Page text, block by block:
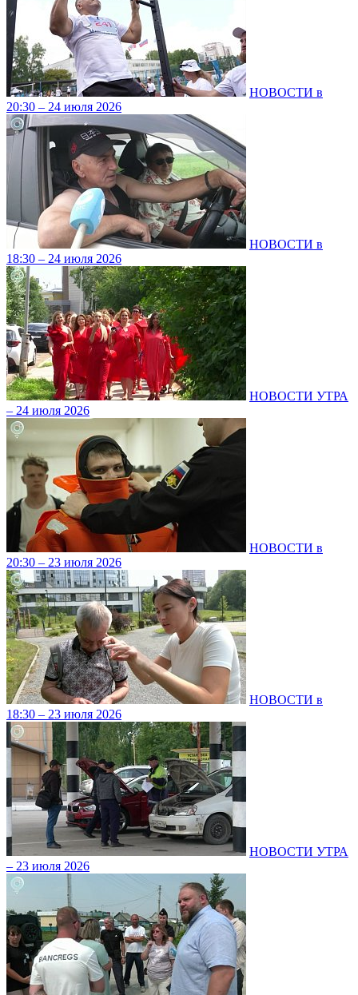
НОВОСТИ в
20:30 – 24 июля 2026
НОВОСТИ в
18:30 – 24 июля 2026
НОВОСТИ УТРА
– 24 июля 2026
НОВОСТИ в
20:30 – 23 июля 2026
НОВОСТИ в
18:30 – 23 июля 2026
НОВОСТИ УТРА
– 23 июля 2026